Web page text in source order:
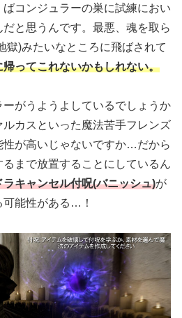
コンジュラーの巣に試練におい
と思うんです。最悪、魂を取ら
獄)みたいなところに飛ばされて
ってこれないかもしれない。
がうようよしているでしょうか
カスといった魔法苦手フレンズ
性が高いじゃないですか…だから
まで放置することにしているん
ラキャンセル付呪(バニッシュ)が
可能性がある…！